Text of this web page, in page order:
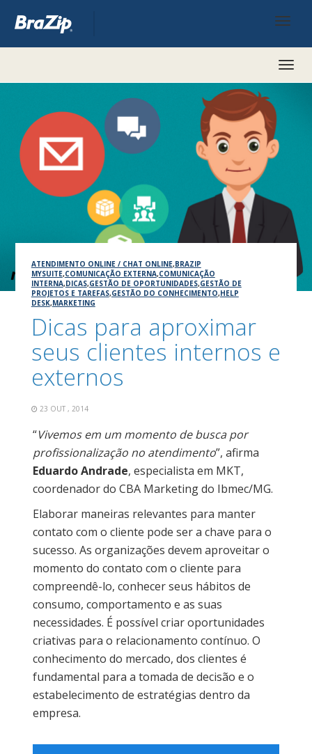
ATENDIMENTO ONLINE / CHAT ONLINE,BRAZIP
MYSUITE,COMUNICAÇÃO EXTERNA,COMUNICAÇÃO
INTERNA,DICAS,GESTÃO DE OPORTUNIDADES,GESTÃO DE
PROJETOS E TAREFAS,GESTÃO DO CONHECIMENTO,HELP
DESK,MARKETING
Dicas para aproximar
seus clientes internos e
externos
23 OUT , 2014
“Vivemos em um momento de busca por
profissionalização no atendimento”, afirma
Eduardo Andrade, especialista em MKT,
coordenador do CBA Marketing do Ibmec/MG.
Elaborar maneiras relevantes para manter
contato com o cliente pode ser a chave para o
sucesso. As organizações devem aproveitar o
momento do contato com o cliente para
compreendê-lo, conhecer seus hábitos de
consumo, comportamento e as suas
necessidades. É possível criar oportunidades
criativas para o relacionamento contínuo. O
conhecimento do mercado, dos clientes é
fundamental para a tomada de decisão e o
estabelecimento de estratégias dentro da
empresa.